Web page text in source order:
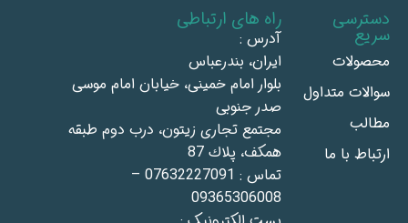
دسترسی
سریع
محصولات
سوالات متداول
مطالب
ارتباط با ما
راه های ارتباطی
آدرس :
ايران، بندرعباس
بلوار امام خمينى، خيابان امام موسى
صدر جنوبى
مجتمع تجاری زيتون، درب دوم طبقه
همكف، پلاك 87
تماس : 07632227091 –
09365306008